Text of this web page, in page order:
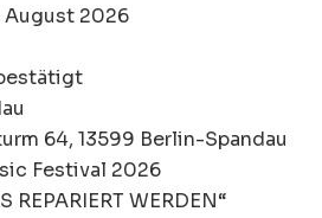
August 2026
64, 13599 Berlin-Spandau
Festival 2026
REPARIERT WERDEN“